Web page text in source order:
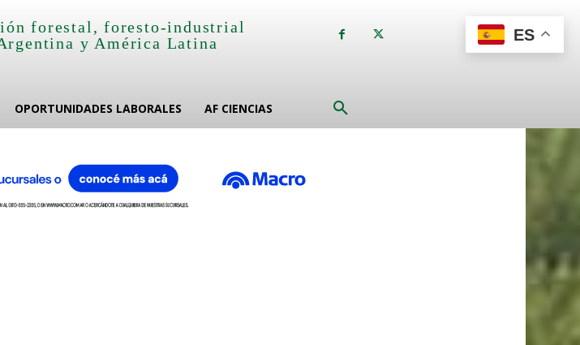
forestal, foresto-industrial
y América Latina
OPORTUNIDADES LABORALES AF CIENCIAS
ES